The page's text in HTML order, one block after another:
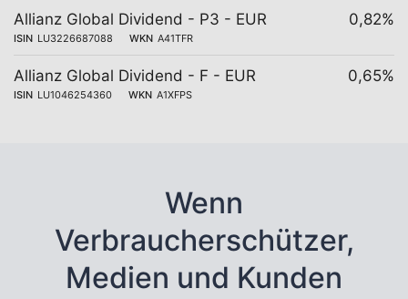
Allianz Global Dividend - P3 - EUR
ISIN LU3226687088 WKN A41TFR
0,82%
Allianz Global Dividend - F - EUR
ISIN LU1046254360 WKN A1XFPS
0,65%
Wenn
Verbraucherschützer,
Medien und Kunden